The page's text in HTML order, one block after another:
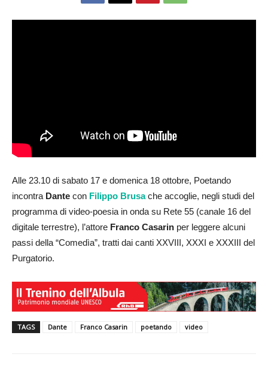
Alle 23.10 di sabato 17 e domenica 18 ottobre, Poetando
incontra Dante con Filippo Brusache accoglie, negli studi del
programma di video-poesia in onda su Rete 55 (canale 16 del
digitale terrestre), l’attore Franco Casarin per leggere alcuni
passi della “Comedìa”, tratti dai canti XXVIII, XXXI e XXXIII del
Purgatorio.
TAGS Dante Franco Casarin poetando video